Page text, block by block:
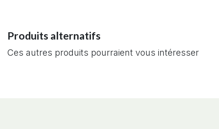
Produits alternatifs
Ces autres produits pourraient vous intéresser